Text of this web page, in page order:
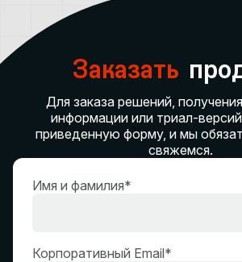
Заказать
Для заказа решений,
информации или триал-
приведенную форму, и мы
свяжемся.
Имя и фамилия*
Корпоративный Email*